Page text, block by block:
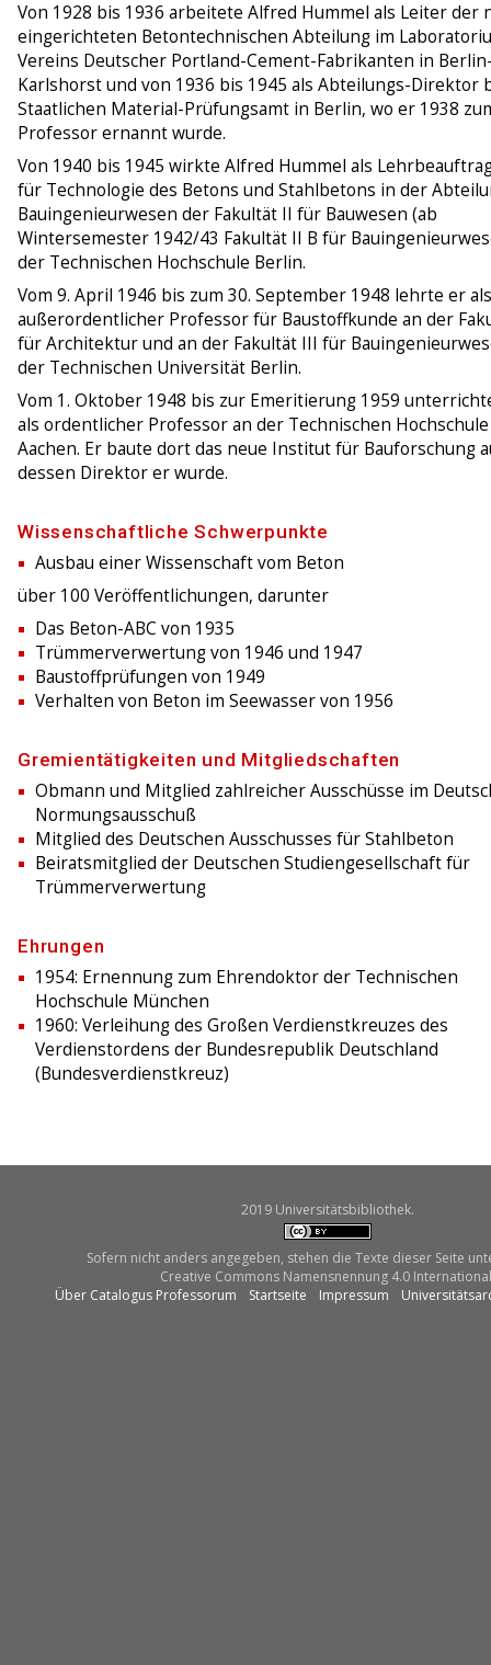
Von 1928 bis 1936 arbeitete Alfred Hummel als Leiter der
eingerichteten Betontechnischen Abteilung im
Vereins Deutscher Portland-Cement-Fabrikanten in
Karlshorst und von 1936 bis 1945 als Abteilungs-Direktor
Staatlichen Material-Prüfungsamt in Berlin, wo er 1938
Professor ernannt wurde.
Von 1940 bis 1945 wirkte Alfred Hummel als
für Technologie des Betons und Stahlbetons in der
Bauingenieurwesen der Fakultät II für Bauwesen (ab
Wintersemester 1942/43 Fakultät II B für
der Technischen Hochschule Berlin.
Vom 9. April 1946 bis zum 30. September 1948 lehrte er als
außerordentlicher Professor für Baustoffkunde an der
für Architektur und an der Fakultät III für
der Technischen Universität Berlin.
Vom 1. Oktober 1948 bis zur Emeritierung 1959
als ordentlicher Professor an der Technischen Hochschule
Aachen. Er baute dort das neue Institut für Bauforschung
dessen Direktor er wurde.
Wissenschaftliche Schwerpunkte
Ausbau einer Wissenschaft vom Beton
über 100 Veröffentlichungen, darunter
Das Beton-ABC von 1935
Trümmerverwertung von 1946 und 1947
Baustoffprüfungen von 1949
Verhalten von Beton im Seewasser von 1956
Gremientätigkeiten und Mitgliedschaften
Obmann und Mitglied zahlreicher Ausschüsse im
Normungsausschuß
Mitglied des Deutschen Ausschusses für Stahlbeton
Beiratsmitglied der Deutschen Studiengesellschaft für
Trümmerverwertung
Ehrungen
1954: Ernennung zum Ehrendoktor der Technischen
Hochschule München
1960: Verleihung des Großen Verdienstkreuzes des
Verdienstordens der Bundesrepublik Deutschland
(Bundesverdienstkreuz)
2019 Universitätsbibliothek.
Sofern nicht anders angegeben, stehen die Texte dieser Seite
Creative Commons Namensnennung 4.0
Über Catalogus Professorum
Startseite Impressum